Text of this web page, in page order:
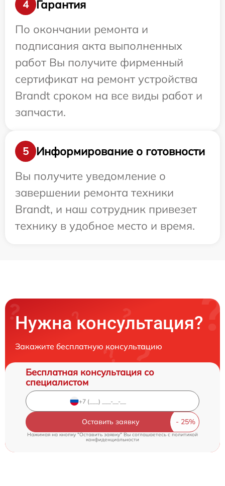
4
Гарантия
По окончании ремонта и
подписания акта выполненных
работ Вы получите фирменный
сертификат на ремонт устройства
Brandt сроком на все виды работ и
запчасти.
5
Информирование о готовности
Вы получите уведомление о
завершении ремонта техники
Brandt, и наш сотрудник привезет
технику в удобное место и время.
Нужна консультация?
Закажите бесплатную консультацию
Бесплатная консультация со
специалистом
Оставить заявку
Нажимая на кнопку "Оставить заявку" Вы соглашаетесь cполитикой
конфиденциальности